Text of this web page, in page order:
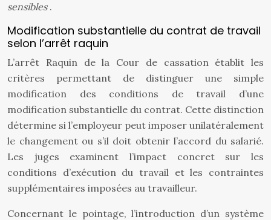
sensibles .
Modification substantielle du contrat de travail
selon l’arrêt raquin
L’arrêt Raquin de la Cour de cassation établit les
critères permettant de distinguer une simple
modification des conditions de travail d’une
modification substantielle du contrat. Cette distinction
détermine si l’employeur peut imposer unilatéralement
le changement ou s’il doit obtenir l’accord du salarié.
Les juges examinent l’impact concret sur les
conditions d’exécution du travail et les contraintes
supplémentaires imposées au travailleur.
Concernant le pointage, l’introduction d’un système